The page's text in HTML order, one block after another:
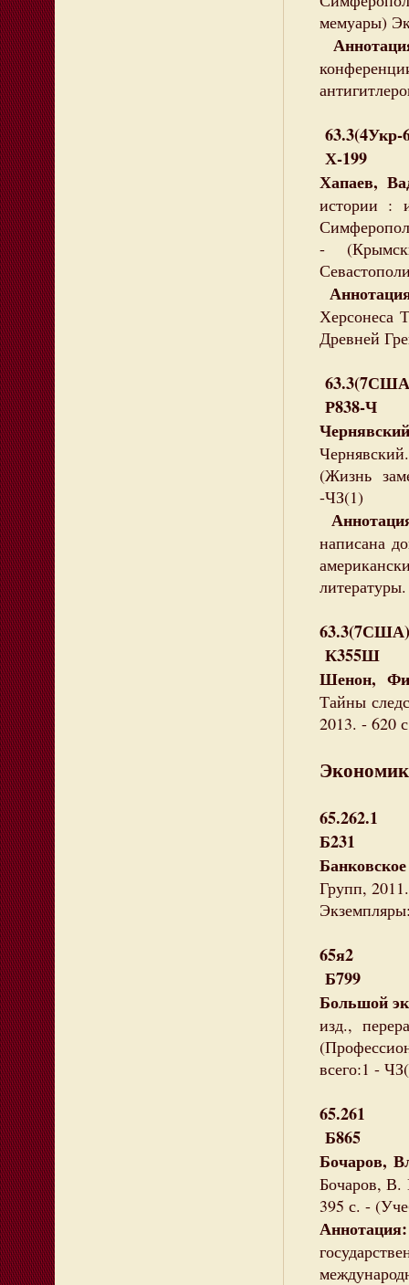
мемуары)
Х-199
Хапаев,
истории :
-
Херсонеса
Древней
Р838-Ч
(Жизнь
-ЧЗ(1)
написана
литературы.
63.3(7США)
К355Ш
Шенон,
Тайны
2013. - 620
65.262.1
Б231
Групп,
65я2
Б799
Большой
изд.,
всего:1 -
65.261
Б865
Бочаров,
Бочаров,
395 с. -